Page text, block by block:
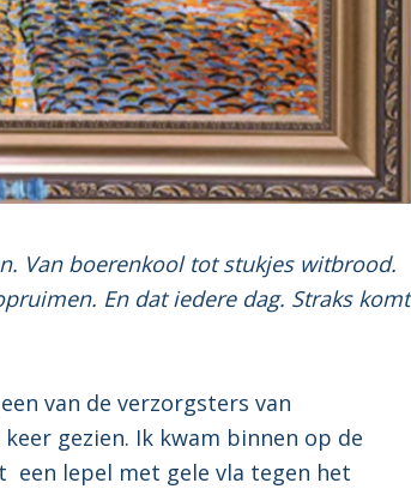
Van boerenkool tot stukjes witbrood.
En dat iedere dag. Straks komt
van de verzorgsters van
gezien. Ik kwam binnen op de
een lepel met gele vla tegen het